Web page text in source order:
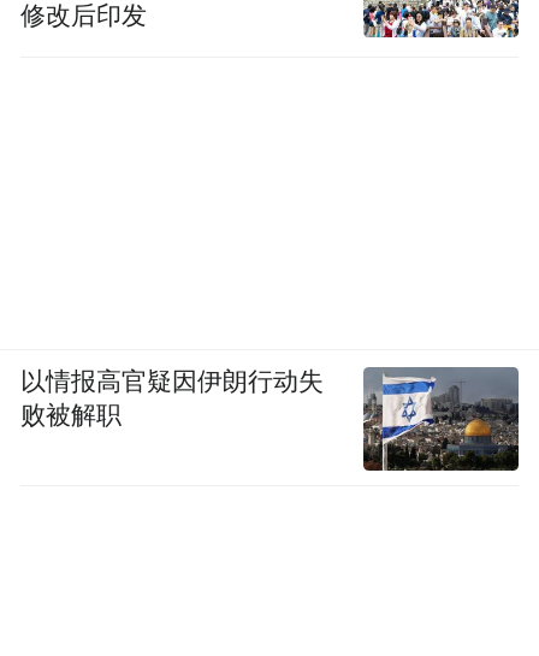
修改后印发
以情报高官疑因伊朗行动失
败被解职